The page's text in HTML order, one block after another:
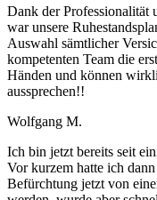
Dank der Professionalität
war unsere
Auswahl sämtlicher
kompetenten Team die
Händen und können
aussprechen!!
Wolfgang M.
Ich bin jetzt bereits seit
Vor kurzem hatte ich
Befürchtung jetzt von